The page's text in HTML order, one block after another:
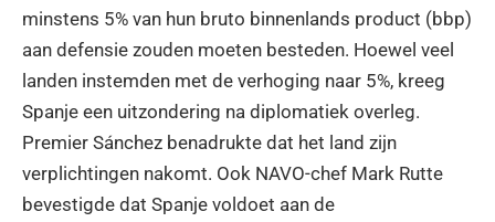
minstens 5% van hun bruto binnenlands product (bbp)
aan defensie zouden moeten besteden. Hoewel veel
landen instemden met de verhoging naar 5%, kreeg
Spanje een uitzondering na diplomatiek overleg.
Premier Sánchez benadrukte dat het land zijn
verplichtingen nakomt. Ook NAVO-chef Mark Rutte
bevestigde dat Spanje voldoet aan de